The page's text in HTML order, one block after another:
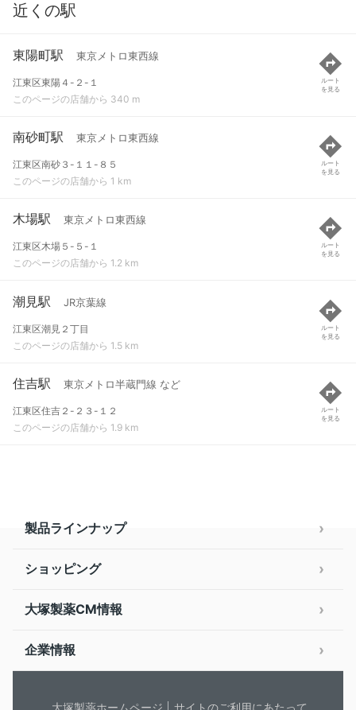
近くの駅
東陽町駅 東京メトロ東西線
江東区東陽４-２-１
このページの店舗から 340 m
ルート
を見る
南砂町駅 東京メトロ東西線
江東区南砂３-１１-８５
このページの店舗から 1 km
ルート
を見る
木場駅 東京メトロ東西線
江東区木場５-５-１
このページの店舗から 1.2 km
ルート
を見る
潮見駅 JR京葉線
江東区潮見２丁目
このページの店舗から 1.5 km
ルート
を見る
住吉駅 東京メトロ半蔵門線 など
江東区住吉２-２３-１２
このページの店舗から 1.9 km
ルート
を見る
製品ラインナップ
ショッピング
大塚製薬CM情報
企業情報